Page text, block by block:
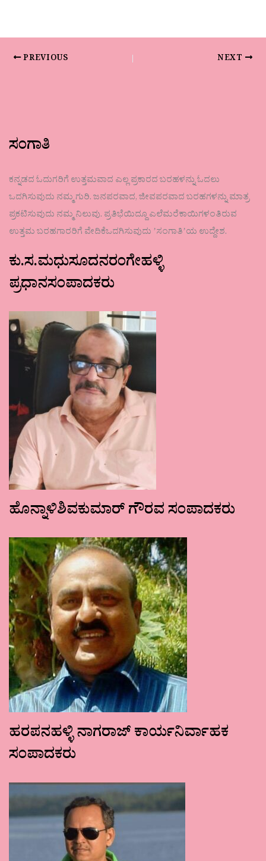
PREVIOUS NEXT
ಸಂಗಾತಿ
ಕನ್ನಡದ ಓದುಗರಿಗೆ ಉತ್ತಮವಾದ ಎಲ್ಲ ಪ್ರಕಾರದ ಬರಹಳನ್ನು ಓದಲು
ಒದಗಿಸುವುದು ನಮ್ಮ ಗುರಿ. ಜನಪರವಾದ, ಜೀವಪರವಾದ ಬರಹಗಳನ್ನು ಮಾತ್ರ
ಪ್ರಕಟಿಸುವುದು ನಮ್ಮ ನಿಲುವು. ಪ್ರತಿಭೆಯಿದ್ದೂ ಎಲೆಮರೆಕಾಯಿಗಳಂತಿರುವ
ಉತ್ತಮ ಬರಹಗಾರರಿಗೆ ವೇದಿಕೆಒದಗಿಸುವುದು ʼಸಂಗಾತಿʼಯ ಉದ್ದೇಶ.
ಕು.ಸ.ಮಧುಸೂದನರಂಗೇಹಳ್ಳಿ
ಪ್ರಧಾನಸಂಪಾದಕರು
ಹೊನ್ನಾಳಿಶಿವಕುಮಾರ್ ಗೌರವ ಸಂಪಾದಕರು
ಹರಪನಹಳ್ಳಿ ನಾಗರಾಜ್ ಕಾರ್ಯನಿರ್ವಾಹಕ
ಸಂಪಾದಕರು